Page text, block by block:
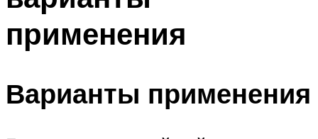
применения
Варианты применения